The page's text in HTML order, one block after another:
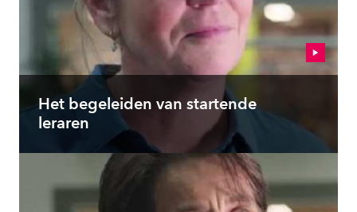
Het begeleiden van startende
leraren